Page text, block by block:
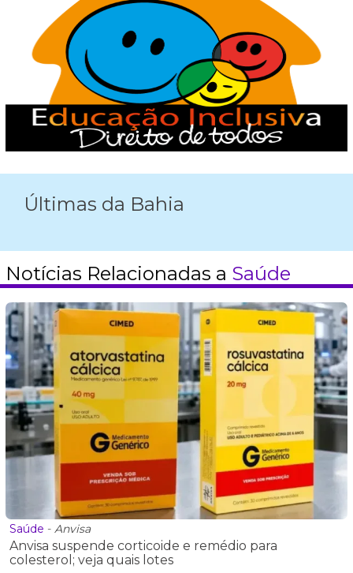
Últimas da Bahia
Notícias Relacionadas a Saúde
Saúde - Anvisa
Anvisa suspende corticoide e remédio para
colesterol; veja quais lotes